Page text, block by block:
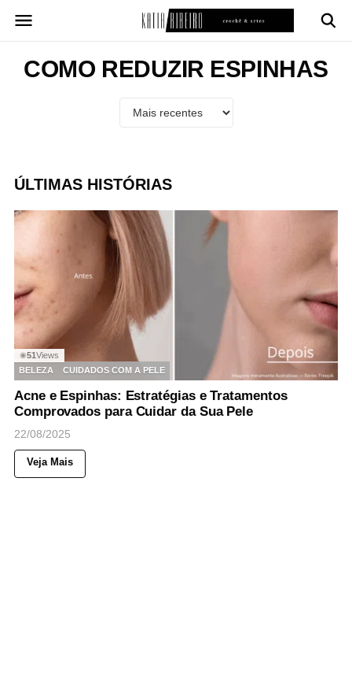
para
conteúdoCOMO REDUZIR ESPINHAS
ÚLTIMAS HISTÓRIAS
◉51Views
BELEZA
CUIDADOS COM A PELE
Acne e Espinhas: Estratégias e Tratamentos
Comprovados para Cuidar da Sua Pele
22/08/2025
Veja Mais